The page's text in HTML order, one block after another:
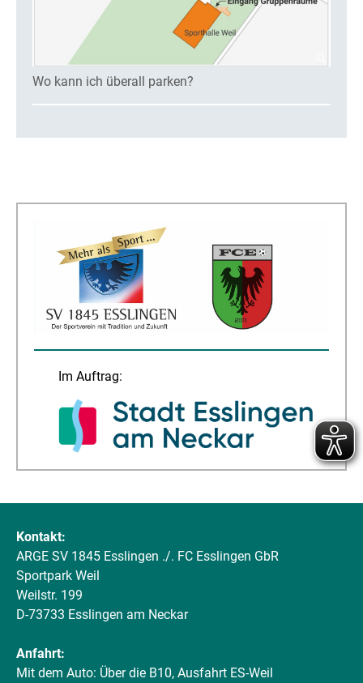
Wo kann ich überall parken?
Im Auftrag:
Kontakt:
ARGE SV 1845 Esslingen ./. FC Esslingen GbR
Sportpark Weil
Weilstr. 199
D-73733 Esslingen am Neckar
Anfahrt:
Mit dem Auto: Über die B10, Ausfahrt ES-Weil